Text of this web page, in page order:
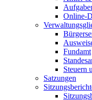
Online-
Fundamt
Steuern
Satzungen